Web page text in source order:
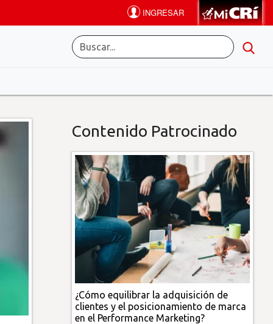
Contenido Patrocinado
¿Cómo equilibrar la adquisición de
clientes y el posicionamiento de marca
en el Performance Marketing?